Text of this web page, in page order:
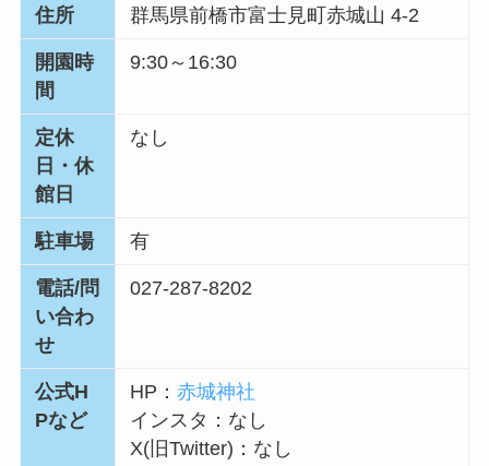
住所 群馬県前橋市富士見町赤城山 4-2
開園時
間
9:30～16:30
定休
日・休
館日
なし
駐車場 有
電話/問
い合わ
せ
027-287-8202
公式H
Pなど
HP：赤城神社
インスタ：なし
X(旧Twitter)：なし